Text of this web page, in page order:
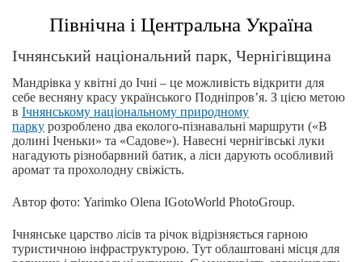
Північна і Центральна Україна
Ічнянський національний парк, Чернігівщина
Мандрівка у квітні до Ічні – це можливість відкрити для
себе весняну красу українського Подніпров’я. З цією метою
в Ічнянському національному природному
парку розроблено два еколого-пізнавальні маршрути («В
долині Іченьки» та «Садове»). Навесні чернігівські луки
нагадують різнобарвний батик, а ліси дарують особливий
аромат та прохолодну свіжість.
Автор фото: Yarimko Olena IGotoWorld PhotoGroup.
Ічнянське царство лісів та річок відрізняється гарною
туристичною інфраструктурою. Тут облаштовані місця для